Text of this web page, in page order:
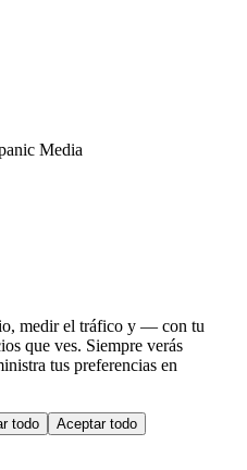
Media
medir el tráfico y — con tu
que ves. Siempre verás
tus preferencias en
todo Aceptar todo